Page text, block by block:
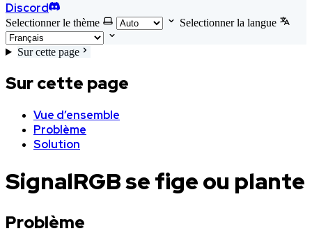
Discord
Selectionner le thème Selectionner la langue
Sur cette page
Sur cette page
Vue d’ensemble
Problème
Solution
SignalRGB se fige ou plante
Problème